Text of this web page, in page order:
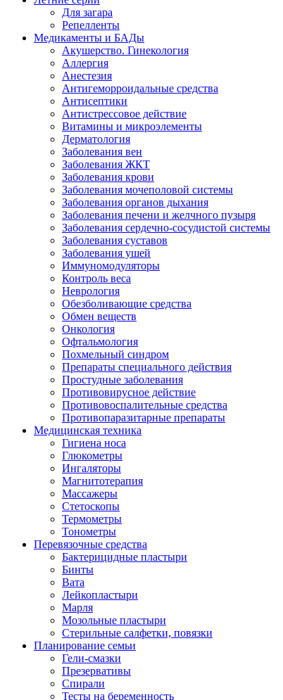
Для загара
Репелленты
Медикаменты и БАДы
Акушерство. Гинекология
Аллергия
Анестезия
Антигеморроидальные средства
Антисептики
Антистрессовое действие
Витамины и микроэлементы
Дерматология
Заболевания вен
Заболевания ЖКТ
Заболевания крови
Заболевания мочеполовой системы
Заболевания органов дыхания
Заболевания печени и желчного пузыря
Заболевания сердечно-сосудистой системы
Заболевания суставов
Заболевания ушей
Иммуномодуляторы
Контроль веса
Неврология
Обезболивающие средства
Обмен веществ
Онкология
Офтальмология
Похмельный синдром
Препараты специального действия
Простудные заболевания
Противовирусное действие
Противовоспалительные средства
Противопаразитарные препараты
Медицинская техника
Гигиена носа
Глюкометры
Ингаляторы
Магнитотерапия
Массажеры
Стетоскопы
Термометры
Тонометры
Перевязочные средства
Бактерицидные пластыри
Бинты
Вата
Лейкопластыри
Марля
Мозольные пластыри
Стерильные салфетки, повязки
Планирование семьи
Гели-смазки
Презервативы
Спирали
Тесты на беременность